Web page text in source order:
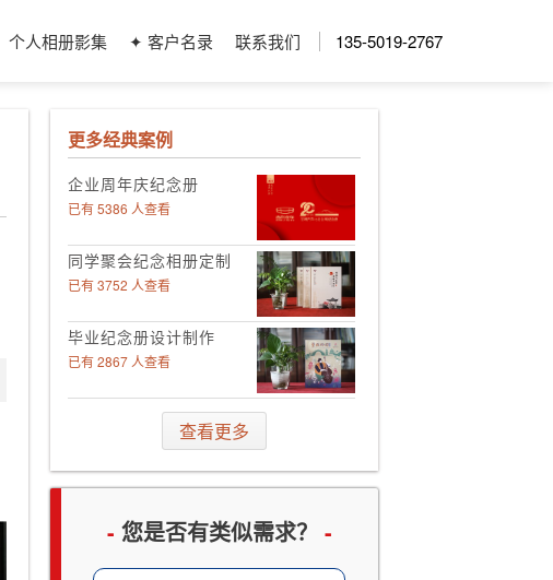
个人相册影集 ✦ 客户名录 联系我们 135-5019-2767
更多经典案例
企业周年庆纪念册
已有 5386 人查看
同学聚会纪念相册定制
已有 3752 人查看
毕业纪念册设计制作
已有 2867 人查看
领导工作影集定制
企业邮册设计定制
成长留念及成人礼相册
查看更多
- 您是否有类似需求？ -